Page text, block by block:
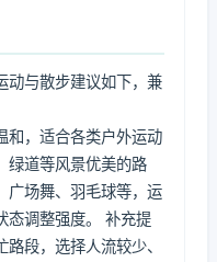
动与散步建议如下，兼
和，适合各类户外运动
绿道等风景优美的路
广场舞、羽毛球等，运
态调整强度。 补充提
段，选择人流较少、